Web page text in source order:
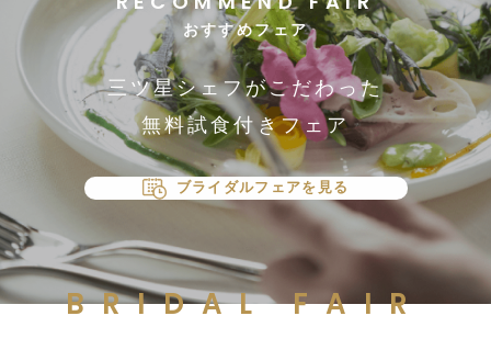
おすすめフェア
三ツ星シェフがこだわった
無料試食付きフェア
ブライダルフェアを見る
BRIDAL FAIR